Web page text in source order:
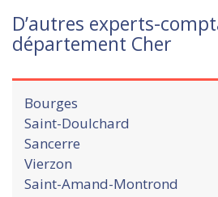
D’autres experts-
département Cher
Bourges
Saint-Doulchard
Sancerre
Vierzon
Saint-Amand-Montrond